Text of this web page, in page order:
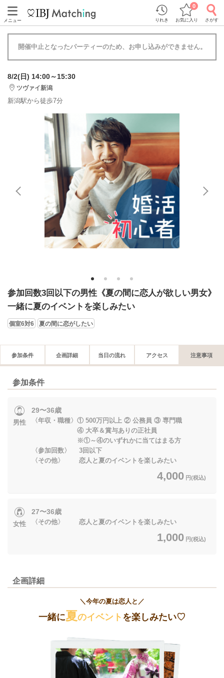
メニュー りれき お気に入り
0
さがす
開催中止となったパーティーのため、お申し込みができません。
8/2(日) 14:00～15:30
ツヴァイ新潟
新潟駅から徒歩7分
1 2 3 4
参加回数3回以下の男性《夏の間に恋人が欲しい男女》
一緒に夏のイベントを楽しみたい
個室6対6 夏の間に恋がしたい
参加条件 企画詳細 当日の流れ アクセス 注意事項
参加条件
男性
29〜36歳
〈年収・職種〉① 500万円以上 ② 公務員 ③ 専門職
④ 大卒＆賞与ありの正社員
※①～④のいずれかに当てはまる方
〈参加回数〉 3回以下
〈その他〉 恋人と夏のイベントを楽しみたい
4,000 円(税込)
女性
27〜36歳
〈その他〉 恋人と夏のイベントを楽しみたい
1,000 円(税込)
企画詳細
＼今年の夏は恋人と／
一緒に夏のイベント を楽しみたい♡